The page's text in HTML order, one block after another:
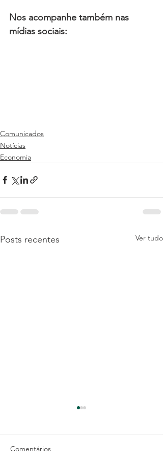
Nos acompanhe também nas
mídias sociais:
Comunicados
Notícias
Economia
Posts recentes Ver tudo
Comentários